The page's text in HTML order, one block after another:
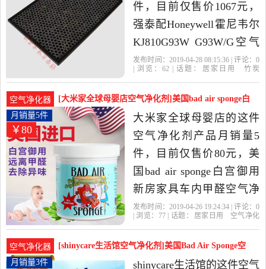
件，目前仅售价1067元，
强泰配Honeywell霍尼韦尔
KJ810G93W G93W/G空气
净化器过滤网除霾是2019
用当中性价比很高的竹炭
包,炭盒,活性炭，由浙江 杭
州发货。
发布时间：2019-04-28 08:15:36 | 评论： 0
| 浏览： 62 | 话题： 居家日用
竹炭
空气净化器
[大米家全球母婴店空气净化剂]美国bad air sponge白
宫月销量5件仅售80元
￥80
月销量5件
大米家全球母婴店的这件
空气净化剂产品月销量5
件，目前仅售价80元，美
国bad air sponge白宫御用
新房家具车内甲醛空气净
化器清新剂是2019年大米
用当中性价比很高的空气
净化剂，由北京发货。
发布时间：2019-04-26 19:24:34 | 评论： 0
| 浏览： 77| 话题： 居家日用
空气净化
空气净化器
[shinycare生活馆空气净化剂]美国Bad Air Sponge空
气月销量3件仅售99元
月销量3件
shinycare生活馆的这件空气